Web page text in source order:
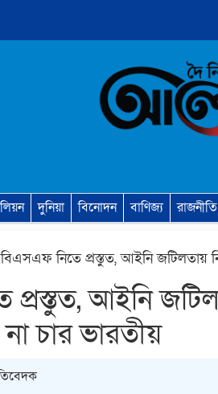
দুনিয়া বিনোদন বাণিজ্য রাজনীতি
বিএসএফ নিতে প্রস্তুত, আইনি জটিলতায়
প্রস্তুত, আইনি
চার ভারতীয়